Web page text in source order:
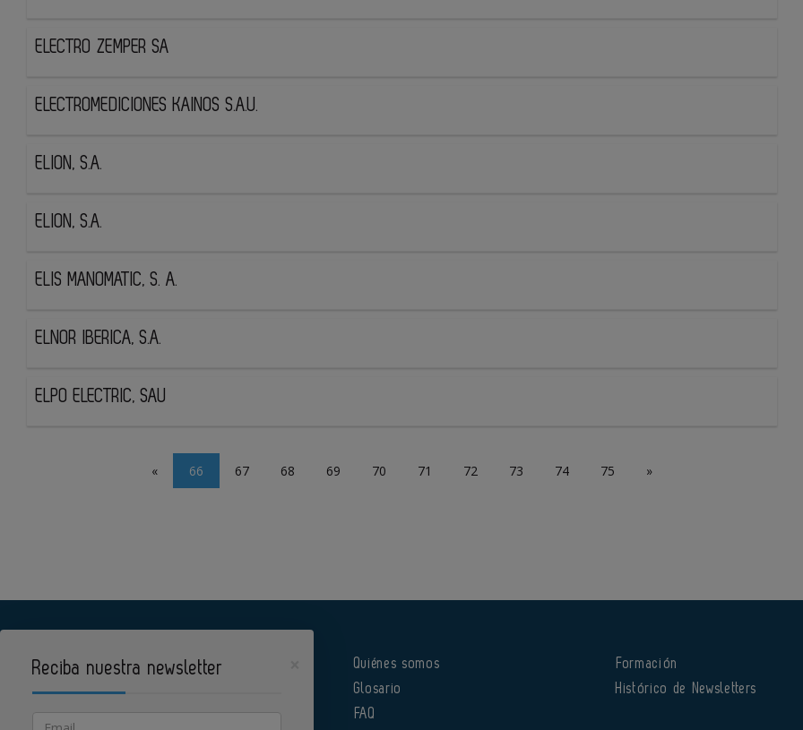
ELECTRO ZEMPER SA
ELECTROMEDICIONES KAINOS S.A.U.
ELION, S.A.
ELION, S.A.
ELIS MANOMATIC, S. A.
ELNOR IBERICA, S.A.
ELPO ELECTRIC, SAU
« 66 67 68 69 70 71 72 73 74 75 »
Quiénes somos
Glosario
FAQ
Formación
Histórico de Newsletters
Reciba nuestra newsletter
Email